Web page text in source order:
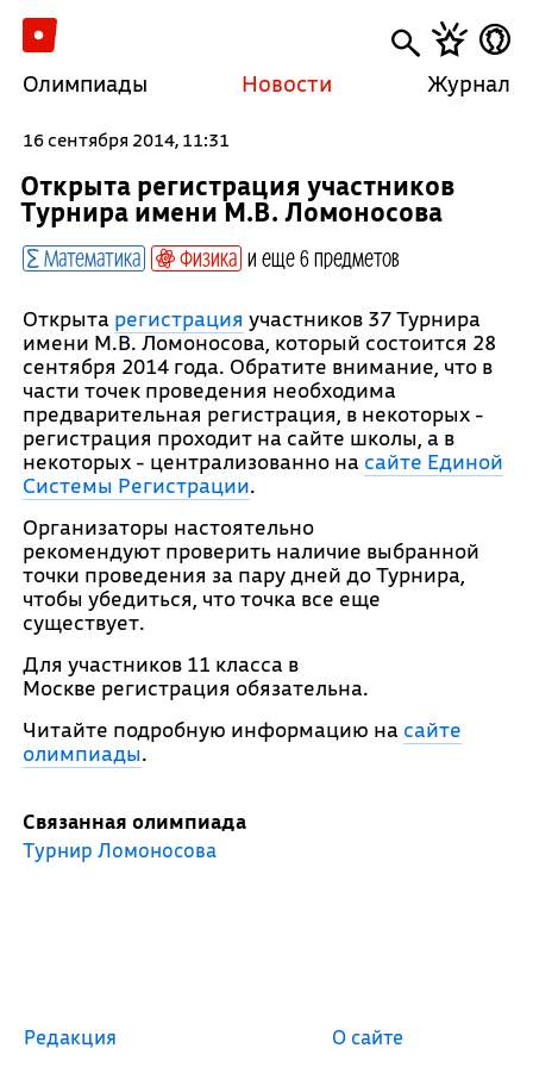
Олимпиады Новости Журнал
16 сентября 2014, 11:31
Открыта регистрация участников
Турнира имени М.В. Ломоносова
Математика Физика и еще 6 предметов
Открыта регистрация участников 37 Турнира
имени М.В. Ломоносова, который состоится 28
сентября 2014 года. Обратите внимание, что в
части точек проведения необходима
предварительная регистрация, в некоторых -
регистрация проходит на сайте школы, а в
некоторых - централизованно на сайте Единой
Системы Регистрации.
Организаторы настоятельно
рекомендуют проверить наличие выбранной
точки проведения за пару дней до Турнира,
чтобы убедиться, что точка все еще
существует.
Для участников 11 класса в
Москве регистрация обязательна.
Читайте подробную информацию на сайте
олимпиады.
Связанная олимпиада
Турнир Ломоносова
Редакция О сайте